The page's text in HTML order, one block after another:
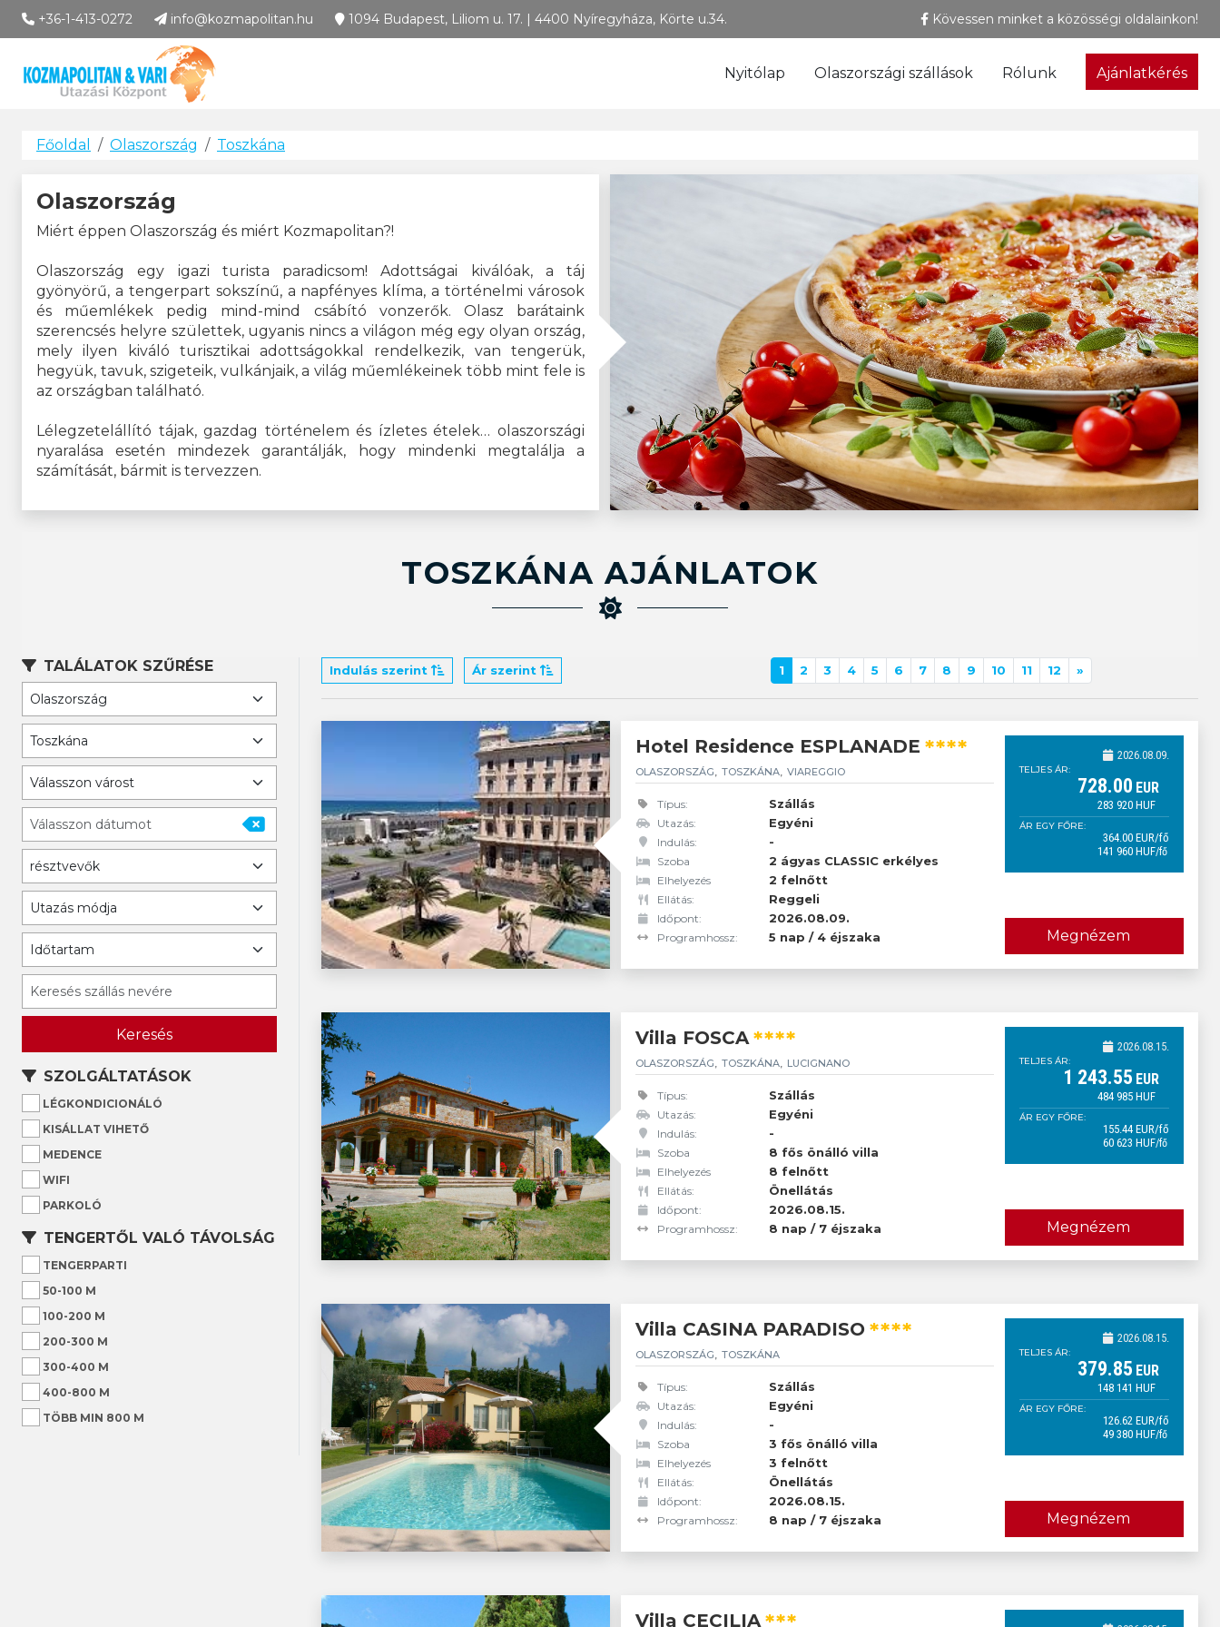
Kozmapolitan & Vári Utazási Iroda
+36-1-413-0272 info@kozmapolitan.hu 1094 Budapest, Liliom u. 17. | 4400 Nyíregyháza, Körte u.34. Kövessen minket a közösségi oldalainkon!
Nyitólap
Olaszországi szállások Rólunk Ajánlatkérés
Főoldal Olaszország Toszkána
Olaszország
Miért éppen Olaszország és miért Kozmapolitan?!
Olaszország egy igazi turista paradicsom! Adottságai kiválóak, a táj
gyönyörű, a tengerpart sokszínű, a napfényes klíma, a történelmi városok
és műemlékek pedig mind-mind csábító vonzerők. Olasz barátaink
szerencsés helyre születtek, ugyanis nincs a világon még egy olyan ország,
mely ilyen kiváló turisztikai adottságokkal rendelkezik, van tengerük,
hegyük, tavuk, szigeteik, vulkánjaik, a világ műemlékeinek több mint fele is
az országban található.
Lélegzetelállító tájak, gazdag történelem és ízletes ételek… olaszországi
nyaralása esetén mindezek garantálják, hogy mindenki megtalálja a
számítását, bármit is tervezzen.
TOSZKÁNA AJÁNLATOK
TALÁLATOK SZŰRÉSE
Keresés
SZOLGÁLTATÁSOK
LÉGKONDICIONÁLÓ
KISÁLLAT VIHETŐ
MEDENCE
WIFI
PARKOLÓ
TENGERTŐL VALÓ TÁVOLSÁG
TENGERPARTI
50-100 M
100-200 M
200-300 M
300-400 M
400-800 M
TÖBB MIN 800 M
Indulás szerint Ár szerint 1 2 3 4 5 6 7 8 9 10 11 12 »
Hotel Residence ESPLANADE ****
OLASZORSZÁG TOSZKÁNA VIAREGGIO
Típus: Szállás
Utazás: Egyéni
Indulás: -
Résztvevők: 2 felnőtt
Szoba 2 ágyas CLASSIC erkélyes
Elhelyezés 2 felnőtt
Ellátás: Reggeli
Időpont: 2026.08.09.
Programhossz: 5 nap / 4 éjszaka
2026.08.09.
TELJES ÁR:
728.00 EUR
283 920 HUF
ÁR EGY FŐRE:
364.00 EUR/fő
141 960 HUF/fő
Megnézem
Villa FOSCA ****
OLASZORSZÁG TOSZKÁNA LUCIGNANO
Típus: Szállás
Utazás: Egyéni
Indulás: -
Résztvevők: 2 felnőtt
Szoba 8 fős önálló villa
Elhelyezés 8 felnőtt
Ellátás: Önellátás
Időpont: 2026.08.15.
Programhossz: 8 nap / 7 éjszaka
2026.08.15.
TELJES ÁR:
1 243.55 EUR
484 985 HUF
ÁR EGY FŐRE:
155.44 EUR/fő
60 623 HUF/fő
Megnézem
Villa CASINA PARADISO ****
OLASZORSZÁG TOSZKÁNA
Típus: Szállás
Utazás: Egyéni
Indulás: -
Résztvevők: 2 felnőtt
Szoba 3 fős önálló villa
Elhelyezés 3 felnőtt
Ellátás: Önellátás
Időpont: 2026.08.15.
Programhossz: 8 nap / 7 éjszaka
2026.08.15.
TELJES ÁR:
379.85 EUR
148 141 HUF
ÁR EGY FŐRE:
126.62 EUR/fő
49 380 HUF/fő
Megnézem
Villa CECILIA